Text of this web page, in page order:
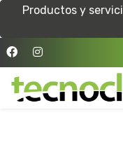
Productos y